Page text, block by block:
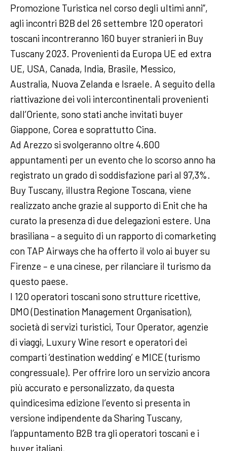
Promozione Turistica nel corso degli ultimi anni”,
agli incontri B2B del 26 settembre 120 operatori
toscani incontreranno 160 buyer stranieri in Buy
Tuscany 2023. Provenienti da Europa UE ed extra
UE, USA, Canada, India, Brasile, Messico,
Australia, Nuova Zelanda e Israele. A seguito della
riattivazione dei voli intercontinentali provenienti
dall’Oriente, sono stati anche invitati buyer
Giappone, Corea e soprattutto Cina.
Ad Arezzo si svolgeranno oltre 4.600
appuntamenti per un evento che lo scorso anno ha
registrato un grado di soddisfazione pari al 97,3%.
Buy Tuscany, illustra Regione Toscana, viene
realizzato anche grazie al supporto di Enit che ha
curato la presenza di due delegazioni estere. Una
brasiliana – a seguito di un rapporto di comarketing
con TAP Airways che ha offerto il volo ai buyer su
Firenze – e una cinese, per rilanciare il turismo da
questo paese.
I 120 operatori toscani sono strutture ricettive,
DMO (Destination Management Organisation),
società di servizi turistici, Tour Operator, agenzie
di viaggi, Luxury Wine resort e operatori dei
comparti ‘destination wedding’ e MICE (turismo
congressuale). Per offrire loro un servizio ancora
più accurato e personalizzato, da questa
quindicesima edizione l’evento si presenta in
versione indipendente da Sharing Tuscany,
l’appuntamento B2B tra gli operatori toscani e i
buyer italiani.